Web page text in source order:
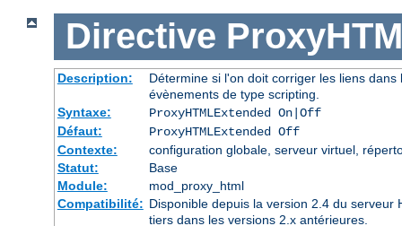
Directive
Description:
Détermine si l'on doit corriger les liens
évènements de type scripting.
Syntaxe:
ProxyHTMLExtended On|Off
Défaut:
ProxyHTMLExtended Off
Contexte:
configuration globale, serveur virtuel,
Statut:
Base
Module:
mod_proxy_html
Compatibilité: Disponible depuis la version 2.4 du serveur
tiers dans les versions 2.x antérieures.